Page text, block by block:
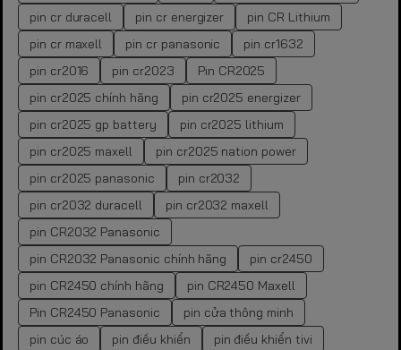
pin cr duracell
pin cr energizer
pin CR Lithium
pin cr maxell
pin cr panasonic
pin cr1632
pin cr2016
pin cr2023
Pin CR2025
pin cr2025 chính hãng
pin cr2025 energizer
pin cr2025 gp battery
pin cr2025 lithium
pin cr2025 maxell
pin cr2025 nation power
pin cr2025 panasonic
pin cr2032
pin cr2032 duracell
pin cr2032 maxell
pin CR2032 Panasonic
pin CR2032 Panasonic chính hãng
pin cr2450
pin CR2450 chính hãng
pin CR2450 Maxell
Pin CR2450 Panasonic
pin cửa thông minh
pin cúc áo
pin điều khiển pin điều khiển tivi